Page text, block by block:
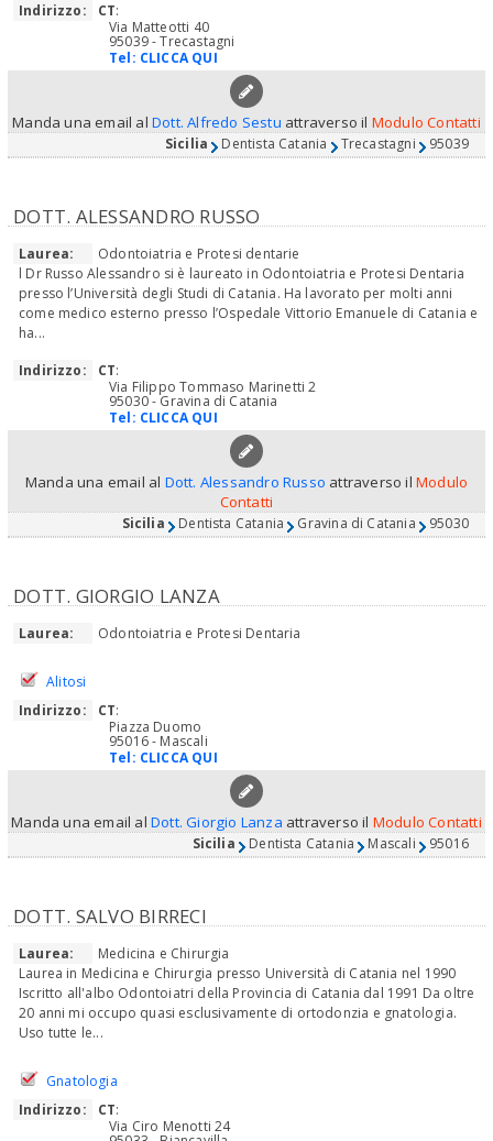
Indirizzo:
CT:
Via Matteotti 40
95039 - Trecastagni
Tel: CLICCA QUI
Manda una email alDott. Alfredo Sestu attraverso il Modulo Contatti
Sicilia Dentista Catania Trecastagni 95039
DOTT. ALESSANDRO RUSSO
Laurea:
Odontoiatria e Protesi dentarie
l Dr Russo Alessandro si è laureato in Odontoiatria e Protesi Dentaria
presso l’Università degli Studi di Catania. Ha lavorato per molti anni
come medico esterno presso l’Ospedale Vittorio Emanuele di Catania e
ha...
Indirizzo:
CT:
Via Filippo Tommaso Marinetti 2
95030 - Gravina di Catania
Tel: CLICCA QUI
Manda una email al Dott. Alessandro Russo attraverso il Modulo
Contatti
Sicilia Dentista Catania Gravina di Catania 95030
DOTT. GIORGIO LANZA
Laurea: Odontoiatria e Protesi Dentaria
Alitosi
Indirizzo:
CT:
Piazza Duomo
95016 - Mascali
Tel: CLICCA QUI
Manda una email alDott. Giorgio Lanza attraverso il Modulo Contatti
Sicilia Dentista Catania Mascali 95016
DOTT. SALVO BIRRECI
Laurea:
Medicina e Chirurgia
Laurea in Medicina e Chirurgia presso Università di Catania nel 1990
Iscritto all'albo Odontoiatri della Provincia di Catania dal 1991 Da oltre
20 anni mi occupo quasi esclusivamente di ortodonzia e gnatologia.
Uso tutte le...
Gnatologia
Indirizzo:
CT:
Via Ciro Menotti 24